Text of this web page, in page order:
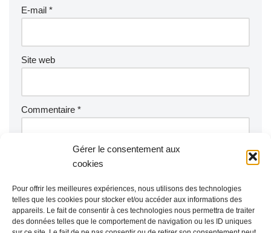
Gérer le consentement aux
cookies
Pour offrir les meilleures expériences, nous utilisons des technologies
telles que les cookies pour stocker et/ou accéder aux informations des
appareils. Le fait de consentir à ces technologies nous permettra de traiter
des données telles que le comportement de navigation ou les ID uniques
E-mail *
Site web
Commentaire *